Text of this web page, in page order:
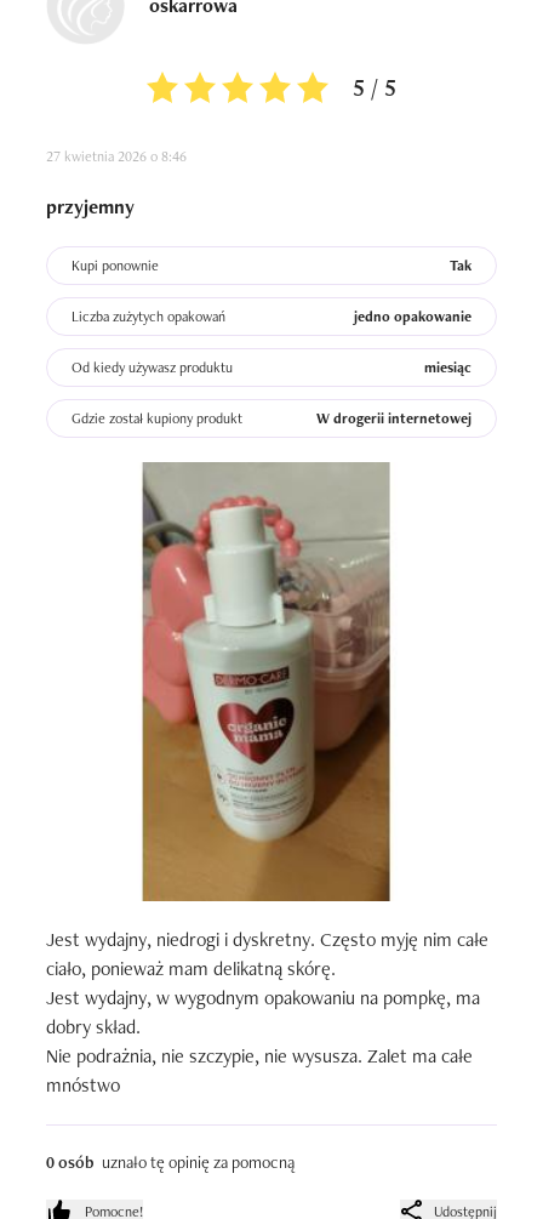
5 / 5
27 kwietnia 2026 o 8:46
przyjemny
Kupi ponownie Tak
Liczba zużytych opakowań jedno opakowanie
Od kiedy używasz produktu miesiąc
Gdzie został kupiony produkt W drogerii internetowej
Jest wydajny, niedrogi i dyskretny. Często myję nim całe
ciało, ponieważ mam delikatną skórę.
Jest wydajny, w wygodnym opakowaniu na pompkę, ma
dobry skład.
Nie podrażnia, nie szczypie, nie wysusza. Zalet ma całe
mnóstwo
0 osób uznało tę opinię za pomocną
Pomocne! Udostępnij